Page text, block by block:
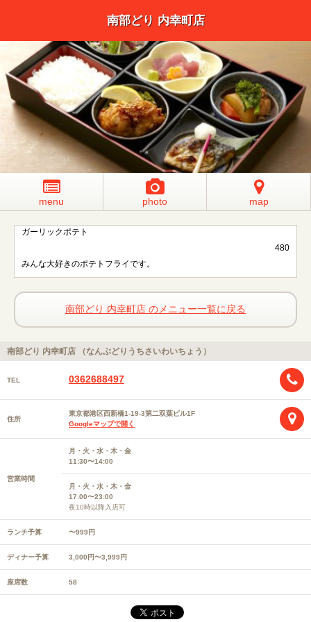
南部どり 内幸町店
menu photo map
ガーリックポテト
480
みんな大好きのポテトフライです。
南部どり 内幸町店 のメニュー一覧に戻る
南部どり 内幸町店 （なんぶどりうちさいわいちょう）
TEL 0362688497
住所
東京都港区西新橋1-19-3第二双葉ビル1F
Googleマップで開く
営業時間
月・火・水・木・金
11:30〜14:00
月・火・水・木・金
17:00〜23:00
夜10時以降入店可
ランチ予算 〜999円
ディナー予算 3,000円〜3,999円
座席数 58